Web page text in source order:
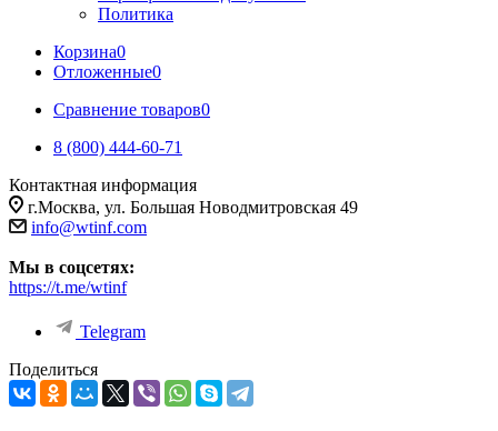
Политика
Корзина0
Отложенные0
Сравнение товаров0
8 (800) 444-60-71
Контактная информация
г.Москва, ул. Большая Новодмитровская 49
info@wtinf.com
Мы в соцсетях:
https://t.me/wtinf
Telegram
Поделиться